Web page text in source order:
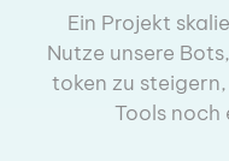
Ein Projekt
Nutze unsere
token zu
Tools